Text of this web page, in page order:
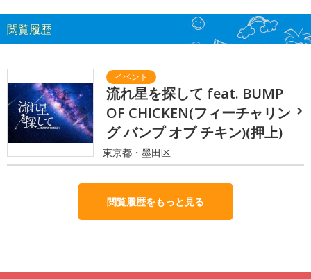
閲覧履歴
流れ星を探して feat. BUMP
OF CHICKEN(フィーチャリン
グ バンプ オブ チキン)(押上)
東京都・墨田区
閲覧履歴をもっと見る